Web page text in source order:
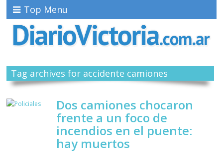
Top Menu
Tag archives for accidente camiones
Dos camiones chocaron
frente a un foco de
incendios en el puente:
hay muertos